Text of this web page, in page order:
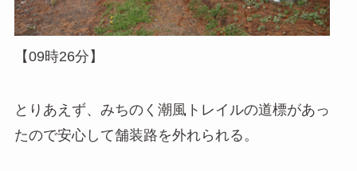
【09時26分】
とりあえず、みちのく潮風トレイルの道標があっ
たので安心して舗装路を外れられる。